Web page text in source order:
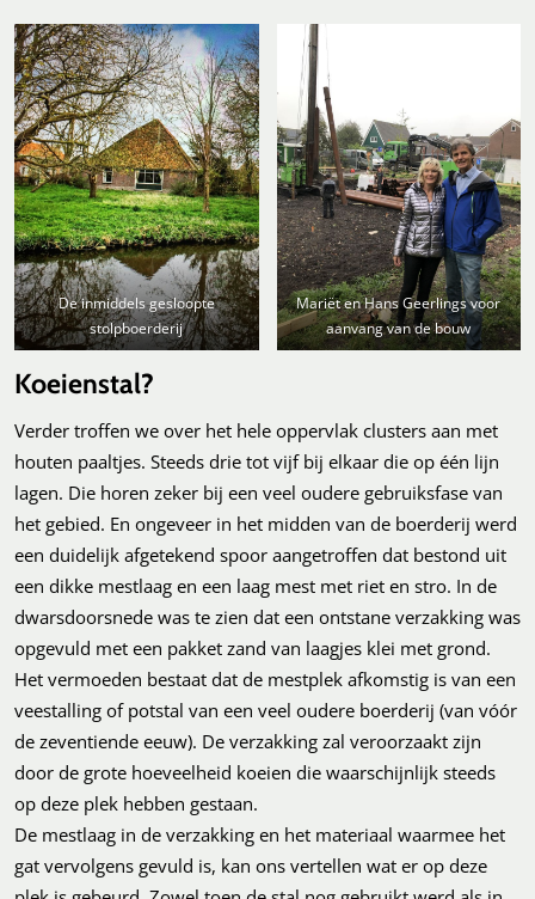
De inmiddels gesloopte
stolpboerderij
Mariët en Hans Geerlings voor
aanvang van de bouw
Koeienstal?
Verder troffen we over het hele oppervlak clusters aan met
houten paaltjes. Steeds drie tot vijf bij elkaar die op één lijn
lagen. Die horen zeker bij een veel oudere gebruiksfase van
het gebied. En ongeveer in het midden van de boerderij werd
een duidelijk afgetekend spoor aangetroffen dat bestond uit
een dikke mestlaag en een laag mest met riet en stro. In de
dwarsdoorsnede was te zien dat een ontstane verzakking was
opgevuld met een pakket zand van laagjes klei met grond.
Het vermoeden bestaat dat de mestplek afkomstig is van een
veestalling of potstal van een veel oudere boerderij (van vóór
de zeventiende eeuw). De verzakking zal veroorzaakt zijn
door de grote hoeveelheid koeien die waarschijnlijk steeds
op deze plek hebben gestaan.
De mestlaag in de verzakking en het materiaal waarmee het
gat vervolgens gevuld is, kan ons vertellen wat er op deze